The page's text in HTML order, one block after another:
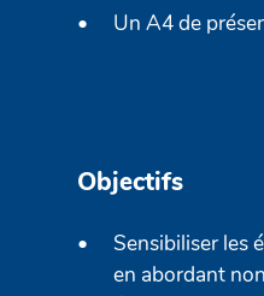
Un A4 de
Objectifs
Sensibiliser les
en abordant